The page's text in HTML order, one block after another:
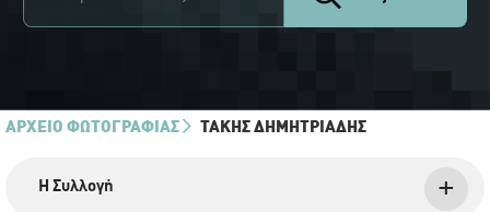
ΑΡΧΕΙΟ ΦΩΤΟΓΡΑΦΙΑΣ ΤΆΚΗΣ ΔΗΜΗΤΡΙΆΔΗΣ
Η Συλλογή